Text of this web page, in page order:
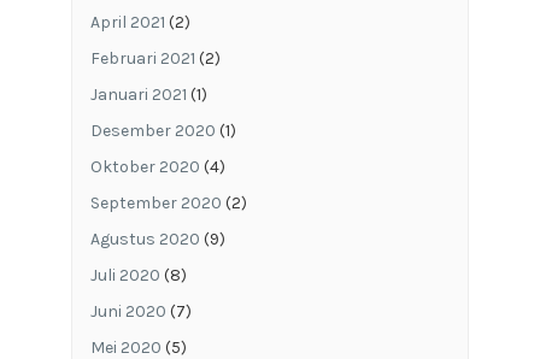
April 2021 (2)
Februari 2021 (2)
Januari 2021 (1)
Desember 2020 (1)
Oktober 2020 (4)
September 2020 (2)
Agustus 2020 (9)
Juli 2020 (8)
Juni 2020 (7)
Mei 2020 (5)